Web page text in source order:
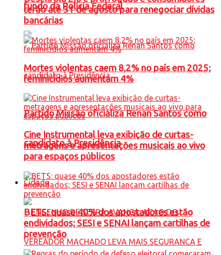
fundo da Polícia Federal
Partido Missão oficializa Renan Santos como
candidato à Presidência
Cidade
terão até 31 de agosto para renegociar dívidas
bancárias
Mortes violentas caem 8,2% no país em 2025;
feminicídios aumentam 4%
Cine Instrumental leva exibição de curtas-
metragens e apresentações musicais ao vivo
para espaços públicos
BETS: quase 40% dos apostadores estão
endividados; SESI e SENAI lançam cartilhas de
prevenção